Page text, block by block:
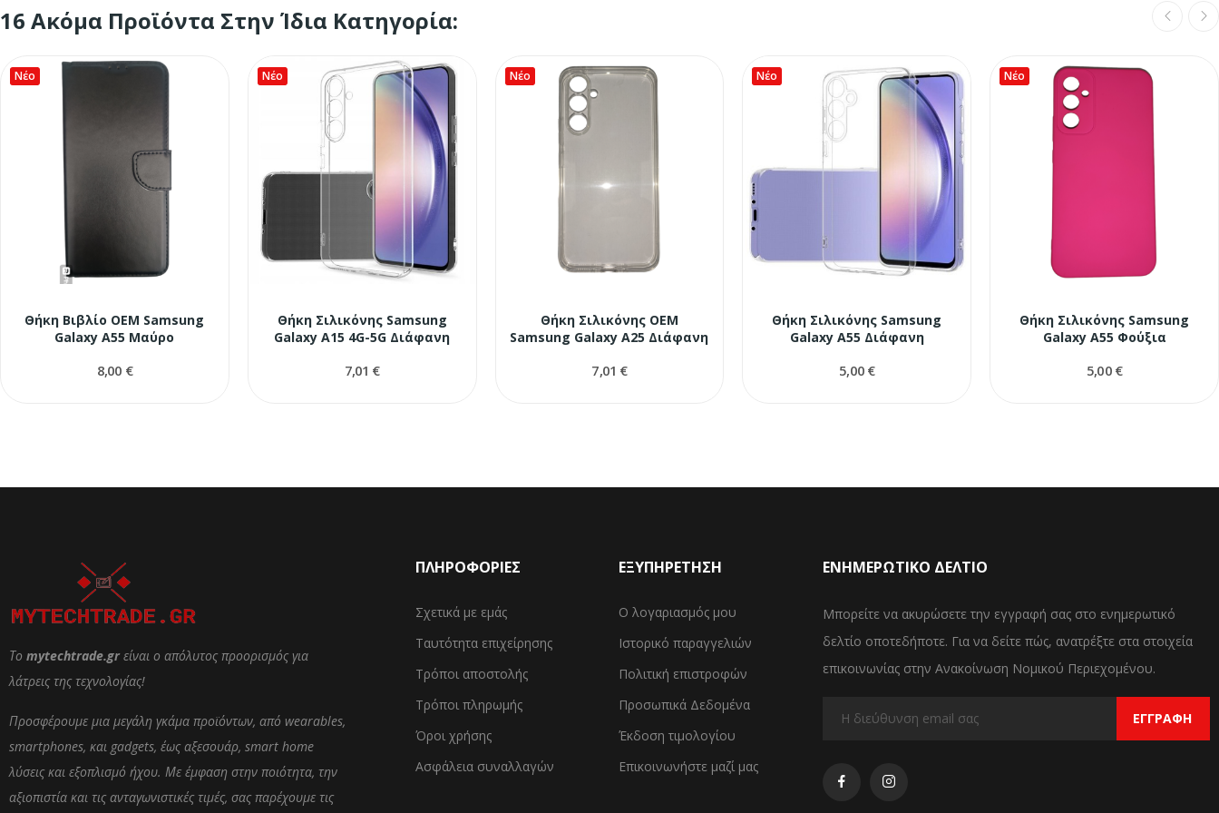
16 Ακόμα Προϊόντα Στην Ίδια Κατηγορία:
Νέο
Θήκη Βιβλίο OEM Samsung
Galaxy A55 Μαύρο
8,00 €
Νέο
Θήκη Σιλικόνης Samsung
Galaxy A15 4G-5G Διάφανη
7,01 €
Νέο
Θήκη Σιλικόνης OEM
Samsung Galaxy A25 Διάφανη
7,01 €
Νέο
Θήκη Σιλικόνης Samsung
Galaxy A55 Διάφανη
5,00 €
Νέο
Θήκη Σιλικόνης Samsung
Galaxy A55 Φούξια
5,00 €
Το mytechtrade.grείναι ο απόλυτος προορισμός για
λάτρεις της τεχνολογίας!
Προσφέρουμε μια μεγάλη γκάμα προϊόντων, από wearables,
smartphones, και gadgets, έως αξεσουάρ, smart home
λύσεις και εξοπλισμό ήχου. Με έμφαση στην ποιότητα, την
αξιοπιστία και τις ανταγωνιστικές τιμές, σας παρέχουμε τις
ΠΛΗΡΟΦΟΡΙΕΣ
Σχετικά με εμάς
Ταυτότητα επιχείρησης
Τρόποι αποστολής
Τρόποι πληρωμής
Όροι χρήσης
Ασφάλεια συναλλαγών
ΕΞΥΠΗΡΕΤΗΣΗ
Ο λογαριασμός μου
Ιστορικό παραγγελιών
Πολιτική επιστροφών
Προσωπικά Δεδομένα
Έκδοση τιμολογίου
Επικοινωνήστε μαζί μας
ΕΝΗΜΕΡΩΤΙΚΌ ΔΕΛΤΊΟ
Μπορείτε να ακυρώσετε την εγγραφή σας στο ενημερωτικό
δελτίο οποτεδήποτε. Για να δείτε πώς, ανατρέξτε στα στοιχεία
επικοινωνίας στην Ανακοίνωση Νομικού Περιεχομένου.
ΕΓΓΡΑΦΉ